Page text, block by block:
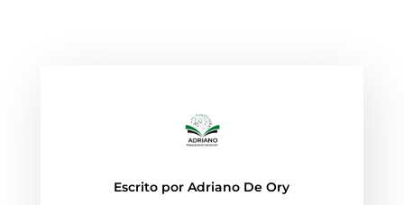
Escrito porAdriano De Ory